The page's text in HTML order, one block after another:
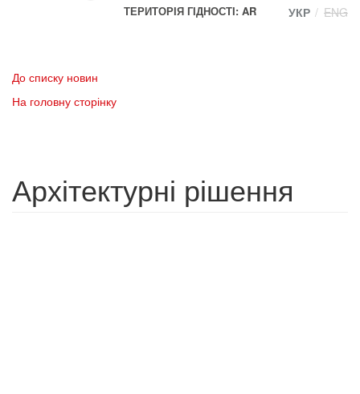
ТЕРИТОРІЯ ГІДНОСТІ: AR
УКР ENG
До списку новин
На головну сторінку
Архітектурні рішення